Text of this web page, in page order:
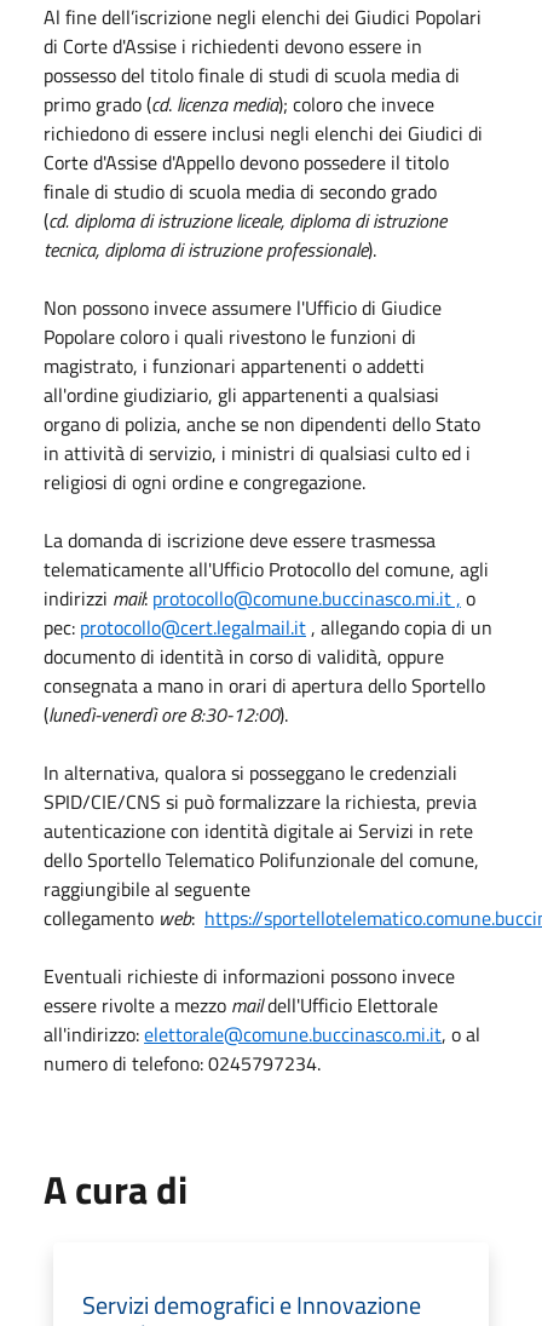
Al fine dell’iscrizione negli elenchi dei Giudici Popolari
di Corte d'Assise i richiedenti devono essere in
possesso del titolo finale di studi di scuola media di
primo grado (cd. licenza media); coloro che invece
richiedono di essere inclusi negli elenchi dei Giudici di
Corte d'Assise d'Appello devono possedere il titolo
finale di studio di scuola media di secondo grado
(cd. diploma di istruzione liceale, diploma di istruzione
tecnica, diploma di istruzione professionale).
Non possono invece assumere l'Ufficio di Giudice
Popolare coloro i quali rivestono le funzioni di
magistrato, i funzionari appartenenti o addetti
all'ordine giudiziario, gli appartenenti a qualsiasi
organo di polizia, anche se non dipendenti dello Stato
in attività di servizio, i ministri di qualsiasi culto ed i
religiosi di ogni ordine e congregazione.
La domanda di iscrizione deve essere trasmessa
telematicamente all'Ufficio Protocollo del comune, agli
indirizzi mail: protocollo@comune.buccinasco.mi.it , o
pec: protocollo@cert.legalmail.it , allegando copia di un
documento di identità in corso di validità, oppure
consegnata a mano in orari di apertura dello Sportello
(lunedì-venerdì ore 8:30-12:00).
In alternativa, qualora si posseggano le credenziali
SPID/CIE/CNS si può formalizzare la richiesta, previa
autenticazione con identità digitale ai Servizi in rete
dello Sportello Telematico Polifunzionale del comune,
raggiungibile al seguente
collegamento web: https://
Eventuali richieste di informazioni possono invece
essere rivolte a mezzo maildell'Ufficio Elettorale
all'indirizzo:elettorale@comune.buccinasco.mi.it, o al
numero di telefono: 0245797234.
A cura di
Servizi demografici e Innovazione